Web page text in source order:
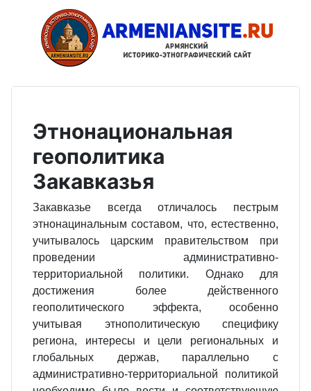
Этнонациональная
геополитика
Закавказья
Закавказье всегда отличалось пестрым
этнонацинальным составом, что, естественно,
учитывалось царским правительством при
проведении административно-
территориальной политики. Однако для
достижения более действенного
геополитического эффекта, особенно
учитывая этнополитическую специфику
региона, интересы и цели региональных и
глобальных держав, параллельно с
административно-территориальной политикой